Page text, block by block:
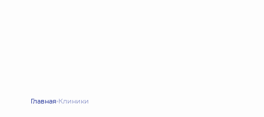
Главная Клиники